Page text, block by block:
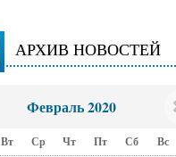
АРХИВ НОВОСТЕЙ
Февраль 2020
Вт Ср Чт Пт Сб Вс